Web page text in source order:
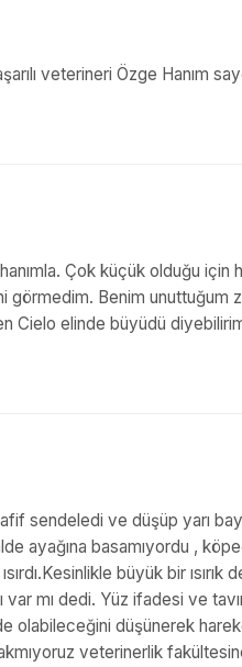
veterineri Özge Hanım
Çok küçük olduğu
görmedim. Benim unuttuğum
elinde büyüdü
sendeledi ve düşüp yarı
ayağına basamıyordu ,
büyük bir
var mı dedi. Yüz ifadesi ve
olabileceğini düşünerek
veterinerlik